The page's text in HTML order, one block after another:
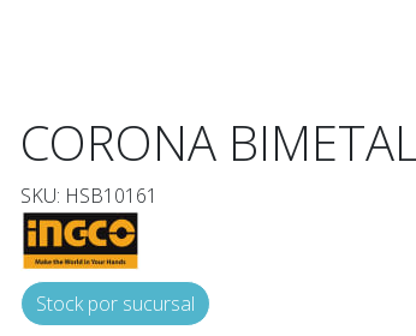
CORONA
SKU: HSB10161
Stock por sucursal